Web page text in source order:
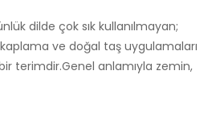
dilde çok sık kullanılmayan;
ve doğal taş uygulamaları
bir terimdir.Genel anlamıyla zemin,